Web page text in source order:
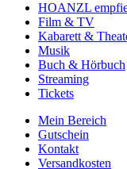
HOANZL
Film & TV
Kabarett &
Musik
Buch & Hörbuch
Streaming
Tickets
Mein Bereich
Gutschein
Kontakt
Versandkosten